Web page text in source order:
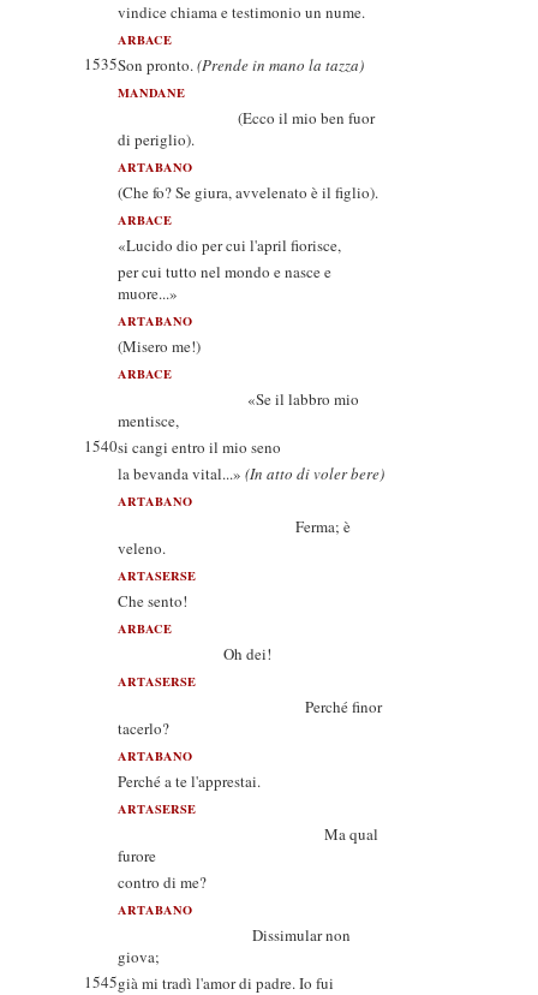
vindice chiama e testimonio un nume.
ARBACE
1535Son pronto.(Prende in mano la tazza)
MANDANE
(Ecco il mio ben fuor
di periglio).
ARTABANO
(Che fo? Se giura, avvelenato è il figlio).
ARBACE
«Lucido dio per cui l'april fiorisce,
per cui tutto nel mondo e nasce e
muore...»
ARTABANO
(Misero me!)
ARBACE
«Se il labbro mio
mentisce,
1540si cangi entro il mio seno
la bevanda vital...» (In atto di voler bere)
ARTABANO
Ferma; è
veleno.
ARTASERSE
Che sento!
ARBACE
Oh dei!
ARTASERSE
Perché finor
tacerlo?
ARTABANO
Perché a te l'apprestai.
ARTASERSE
Ma qual
furore
contro di me?
ARTABANO
Dissimular non
giova;
1545già mi tradì l'amor di padre. Io fui